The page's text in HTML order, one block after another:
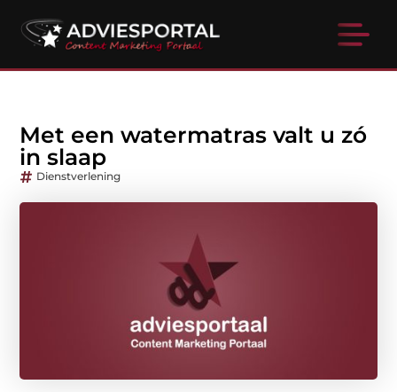
Met een watermatras valt u zó
in slaap
Dienstverlening